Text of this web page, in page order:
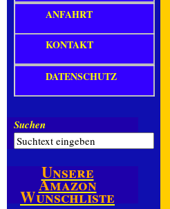
ANFAHRT
KONTAKT
DATENSCHUTZ
Suchen
Unsere
Amazon
Wunschliste